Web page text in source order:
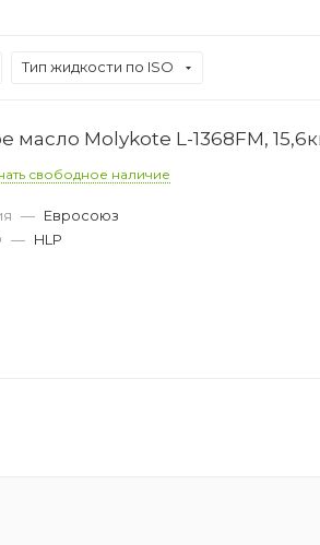
Тип жидкости по ISO
масло Molykote L-1368FM,
свободное наличие
— Евросоюз
— HLP